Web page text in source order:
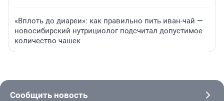
«Вплоть до диареи»: как правильно пить иван-чай —
новосибирский нутрициолог подсчитал допустимое
количество чашек
Сообщить новость